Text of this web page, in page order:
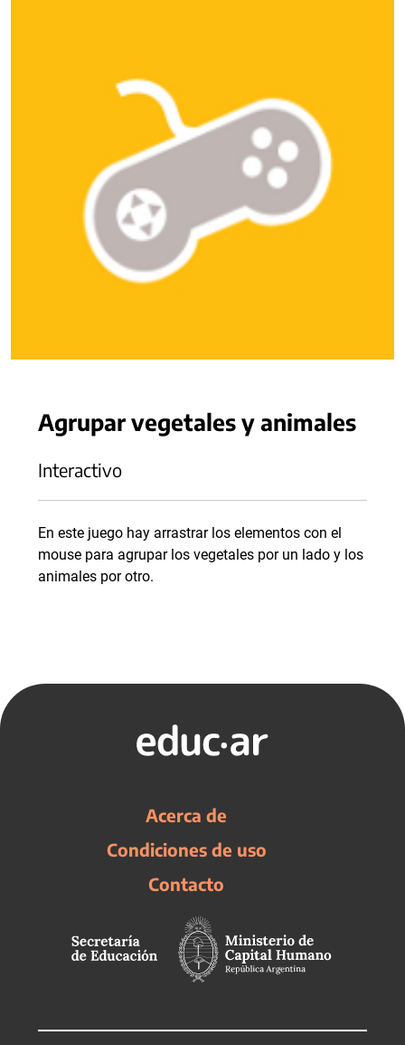
Agrupar vegetales y animales
Interactivo
En este juego hay arrastrar los elementos con el
mouse para agrupar los vegetales por un lado y los
animales por otro.
Acerca de
Condiciones de uso
Contacto